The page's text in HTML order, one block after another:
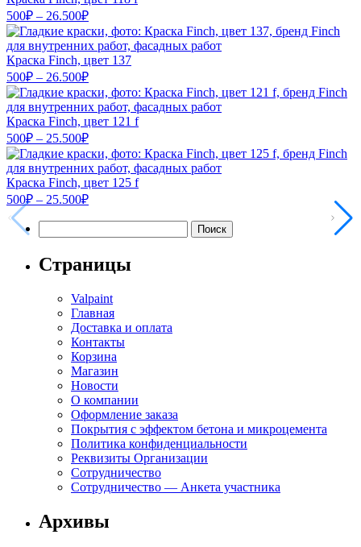
500₽ – 26.500₽Диапазон
цен:
500₽
–
26.500₽
Краска Finch, цвет 137
500₽ – 26.500₽Диапазон
цен:
500₽
–
26.500₽
Краска Finch, цвет 121 f
500₽ – 25.500₽Диапазон
цен:
500₽
–
25.500₽
Краска Finch, цвет 125 f
500₽ – 25.500₽Диапазон
25.500₽
Страницы
Valpaint
Главная
Доставка и оплата
Контакты
Корзина
Магазин
Новости
О компании
Оформление заказа
Покрытия с эффектом бетона и микроцемента
Политика конфиденциальности
Реквизиты Организации
Сотрудничество
Сотрудничество — Анкета участника
Архивы